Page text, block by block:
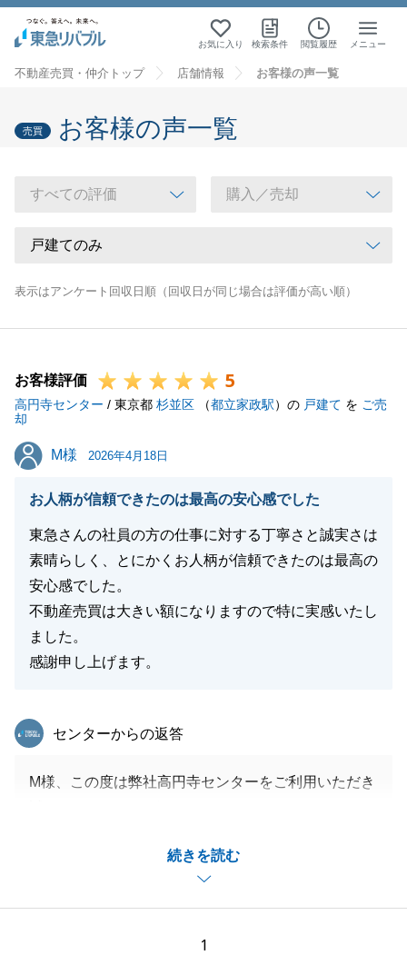
お気に入り 検索条件 閲覧履歴 メニュー
不動産売買・仲介トップ 店舗情報 お客様の声一覧
売買 お客様の声一覧
表示はアンケート回収日順（回収日が同じ場合は評価が高い順）
お客様評価 5
高円寺センター / 東京都 杉並区 （都立家政駅）の 戸建て を ご売
却
M様
M様 2026年4月18日
お人柄が信頼できたのは最高の安心感でした
東急さんの社員の方の仕事に対する丁寧さと誠実さは
素晴らしく、とにかくお人柄が信頼できたのは最高の
安心感でした。
不動産売買は大きい額になりますので特に実感いたし
ました。
感謝申し上げます。
続きを読む
東急リバブル
センターからの返答
M様、この度は弊社高円寺センターをご利用いただき
お打ち合わせにお越しいただいたおかげで無事成約で
改めて感謝申し上げます。
1